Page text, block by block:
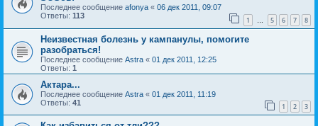
Последнее сообщение afonya « 06 дек 2011, 09:07
Ответы: 113 1 … 5 6 7 8
Неизвестная болезнь у кампанулы, помогите
разобраться!
Последнее сообщение Astra « 01 дек 2011, 12:25
Ответы: 1
Актара...
Последнее сообщение Astra « 01 дек 2011, 11:19
Ответы: 41 1 2 3